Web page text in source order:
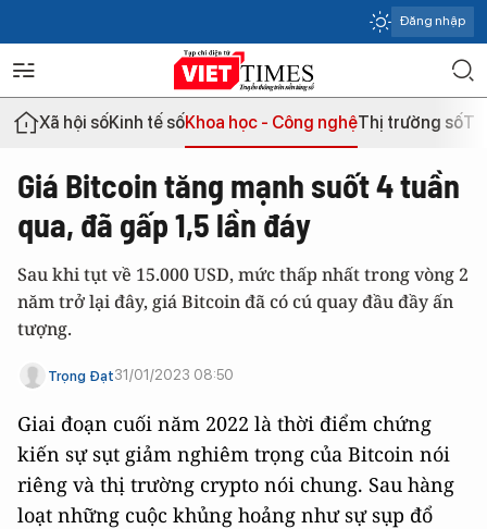
Đăng nhập
Xã hội sốKinh tế sốKhoa học - Công nghệThị trường số
Giá Bitcoin tăng mạnh suốt 4 tuần
qua, đã gấp 1,5 lần đáy
Sau khi tụt về 15.000 USD, mức thấp nhất trong vòng 2
năm trở lại đây, giá Bitcoin đã có cú quay đầu đầy ấn
tượng.
Trọng Đạt31/01/2023 08:50
Giai đoạn cuối năm 2022 là thời điểm chứng
kiến sự sụt giảm nghiêm trọng của Bitcoin nói
riêng và thị trường crypto nói chung. Sau hàng
loạt những cuộc khủng hoảng như sự sụp đổ